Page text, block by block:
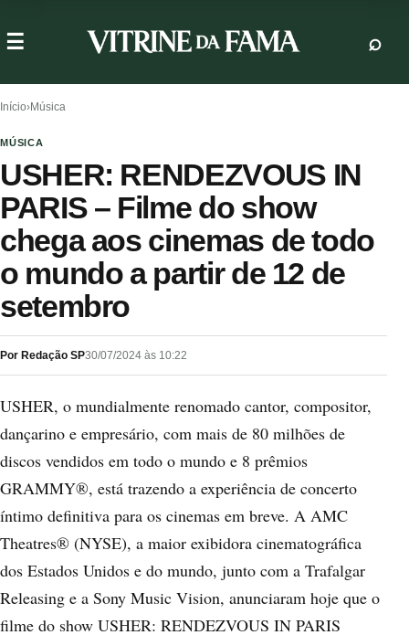
Início›Música
MÚSICA
USHER: RENDEZVOUS IN
PARIS – Filme do show
chega aos cinemas de todo
o mundo a partir de 12 de
setembro
Por Redação SP30/07/2024 às 10:22
USHER, o mundialmente renomado cantor, compositor,
dançarino e empresário, com mais de 80 milhões de
discos vendidos em todo o mundo e 8 prêmios
GRAMMY®, está trazendo a experiência de concerto
íntimo definitiva para os cinemas em breve. A AMC
Theatres® (NYSE), a maior exibidora cinematográfica
dos Estados Unidos e do mundo, junto com a Trafalgar
Releasing e a Sony Music Vision, anunciaram hoje que o
filme do show USHER: RENDEZVOUS IN PARIS